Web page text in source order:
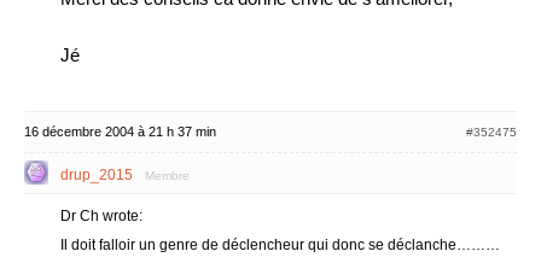
Jé
16 décembre 2004 à 21 h 37 min #352475
drup_2015 Membre
Dr Ch wrote:
Il doit falloir un genre de déclencheur qui donc se déclanche………